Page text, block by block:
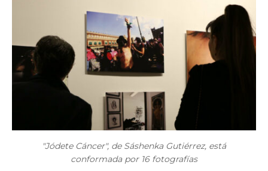
"Jódete Cáncer", de Sáshenka Gutiérrez, está
conformada por 16 fotografías